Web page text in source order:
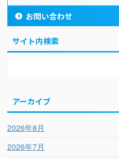
お問い合わせ
サイト内検索
アーカイブ
2026年8月
2026年7月